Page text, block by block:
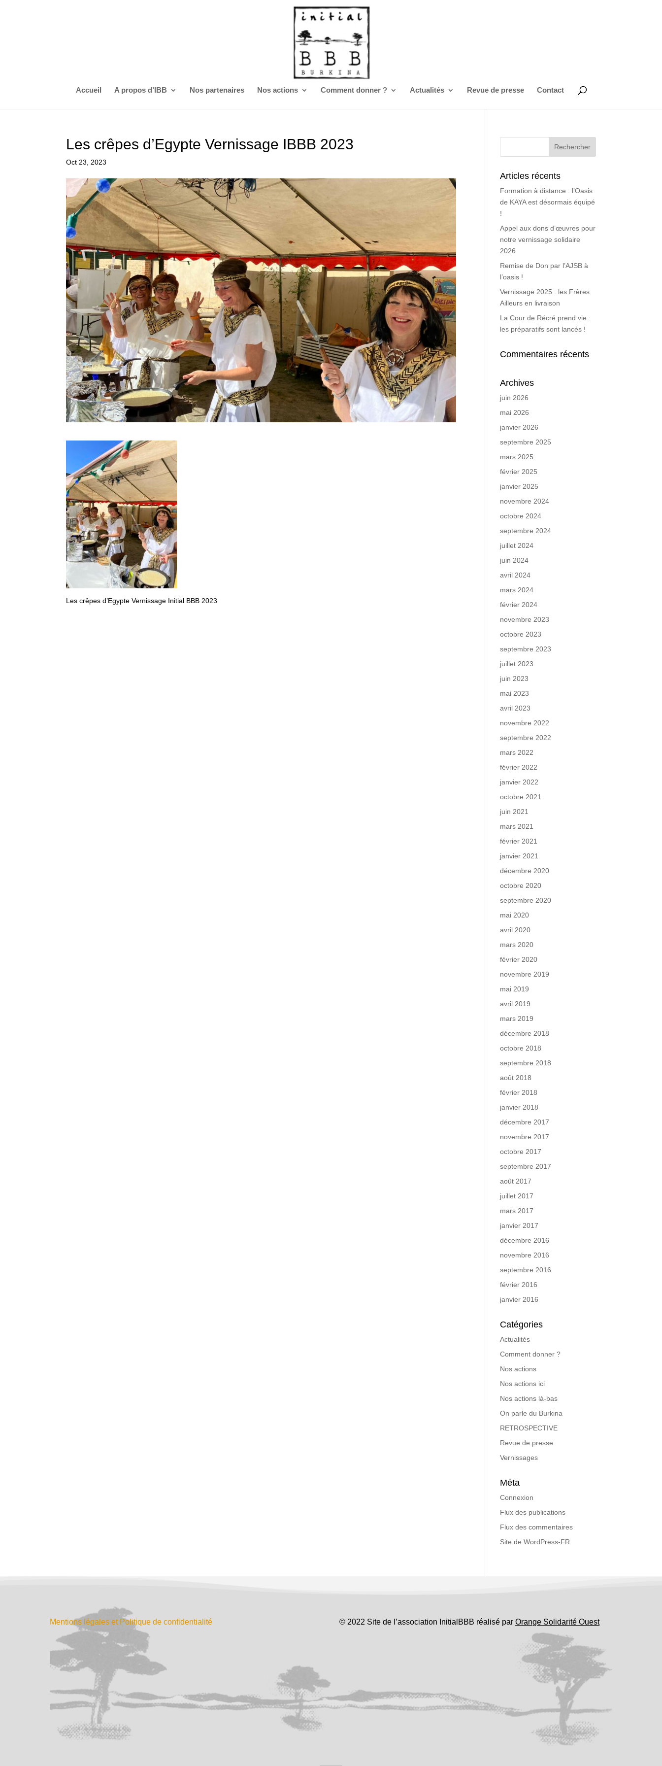
Accueil A propos d’IBB Nos partenaires Nos actions Comment donner ? Actualités Revue de presse Contact
Les crêpes d’Egypte Vernissage IBBB 2023
Oct 23, 2023
Les crêpes d’Egypte Vernissage Initial BBB 2023
Articles récents
Formation à distance : l’Oasis
de KAYA est désormais équipé
!
Appel aux dons d’œuvres pour
notre vernissage solidaire
2026
Remise de Don par l’AJSB à
l’oasis !
Vernissage 2025 : les Frères
Ailleurs en livraison
La Cour de Récré prend vie :
les préparatifs sont lancés !
Commentaires récents
Archives
juin 2026
mai 2026
janvier 2026
septembre 2025
mars 2025
février 2025
janvier 2025
novembre 2024
octobre 2024
septembre 2024
juillet 2024
juin 2024
avril 2024
mars 2024
février 2024
novembre 2023
octobre 2023
septembre 2023
juillet 2023
juin 2023
mai 2023
avril 2023
novembre 2022
septembre 2022
mars 2022
février 2022
janvier 2022
octobre 2021
juin 2021
mars 2021
février 2021
janvier 2021
décembre 2020
octobre 2020
septembre 2020
mai 2020
avril 2020
mars 2020
février 2020
novembre 2019
mai 2019
avril 2019
mars 2019
décembre 2018
octobre 2018
septembre 2018
août 2018
février 2018
janvier 2018
décembre 2017
novembre 2017
octobre 2017
septembre 2017
août 2017
juillet 2017
mars 2017
janvier 2017
décembre 2016
novembre 2016
septembre 2016
février 2016
janvier 2016
Catégories
Actualités
Comment donner ?
Nos actions
Nos actions ici
Nos actions là-bas
On parle du Burkina
RETROSPECTIVE
Revue de presse
Vernissages
Méta
Connexion
Flux des publications
Flux des commentaires
Site de WordPress-FR
Mentions légales et Politique de confidentialité © 2022 Site de l’association InitialBBB réalisé parOrange Solidarité Ouest